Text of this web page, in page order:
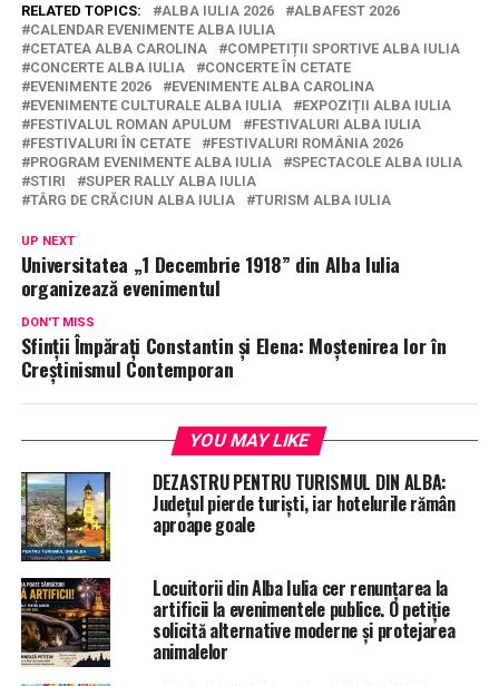
RELATED TOPICS: ALBA IULIA 2026
ALBAFEST 2026
CALENDAR EVENIMENTE ALBA IULIA
CETATEA ALBA CAROLINA
COMPETIȚII SPORTIVE ALBA IULIA
CONCERTE ALBA IULIA
CONCERTE ÎN CETATE
EVENIMENTE 2026
EVENIMENTE ALBA CAROLINA
EVENIMENTE CULTURALE ALBA IULIA
EXPOZIȚII ALBA IULIA
FESTIVALUL ROMAN APULUM
FESTIVALURI ALBA IULIA
FESTIVALURI ÎN CETATE
FESTIVALURI ROMÂNIA 2026
PROGRAM EVENIMENTE ALBA IULIA
SPECTACOLE ALBA IULIA
STIRI
SUPER RALLY ALBA IULIA
TÂRG DE CRĂCIUN ALBA IULIA
TURISM ALBA IULIA
UP NEXT
Universitatea „1 Decembrie 1918” din Alba Iulia
organizează evenimentul
DON'T MISS
Sfinții Împărați Constantin și Elena: Moștenirea lor în
Creștinismul Contemporan
YOU MAY LIKE
DEZASTRU PENTRU TURISMUL DIN ALBA:
Județul pierde turiști, iar hotelurile rămân
aproape goale
Locuitorii din Alba Iulia cer renunțarea la
artificii la evenimentele publice. O petiție
solicită alternative moderne și protejarea
animalelor